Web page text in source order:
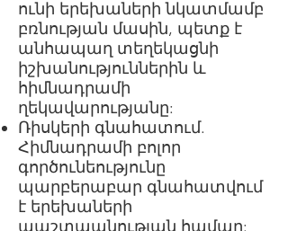
ունի երեխաների նկատմամբ
բռնության մասին, պետք է
անհապաղ տեղեկացնի
իշխանություններին և
հիմնադրամի
ղեկավարությանը:
Ռիսկերի գնահատում.
Հիմնադրամի բոլոր
գործունեությունը
պարբերաբար գնահատվում
է երեխաների
պաշտպանության համար: